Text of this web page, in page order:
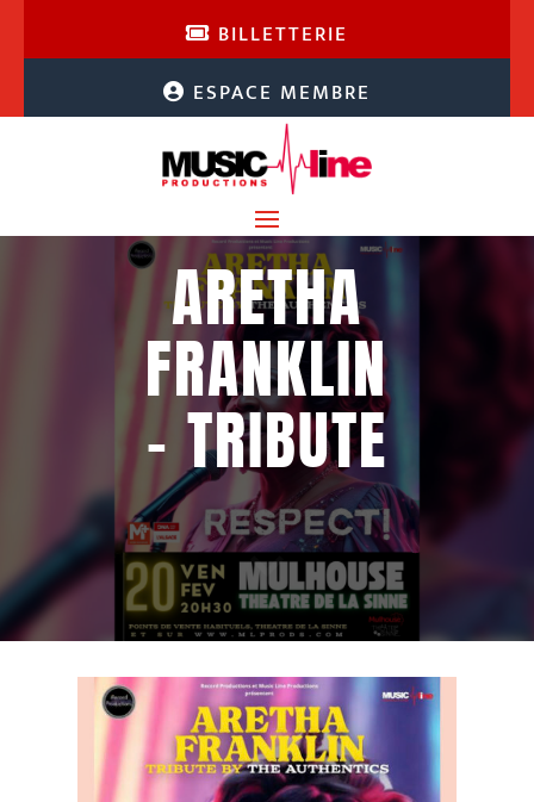
BILLETTERIE
ESPACE MEMBRE
ARETHA
FRANKLIN
– TRIBUTE